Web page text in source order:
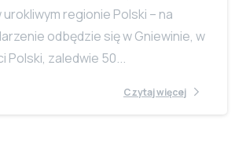
regionie Polski – na
odbędzie się w Gniewinie, w
Polski, zaledwie 50...
Czytaj więcej